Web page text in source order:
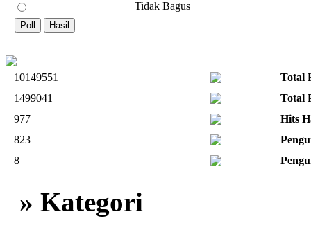
Tidak Bagus
10149551
Total
1499041
Total
977
Hits
823
8
» Kategori